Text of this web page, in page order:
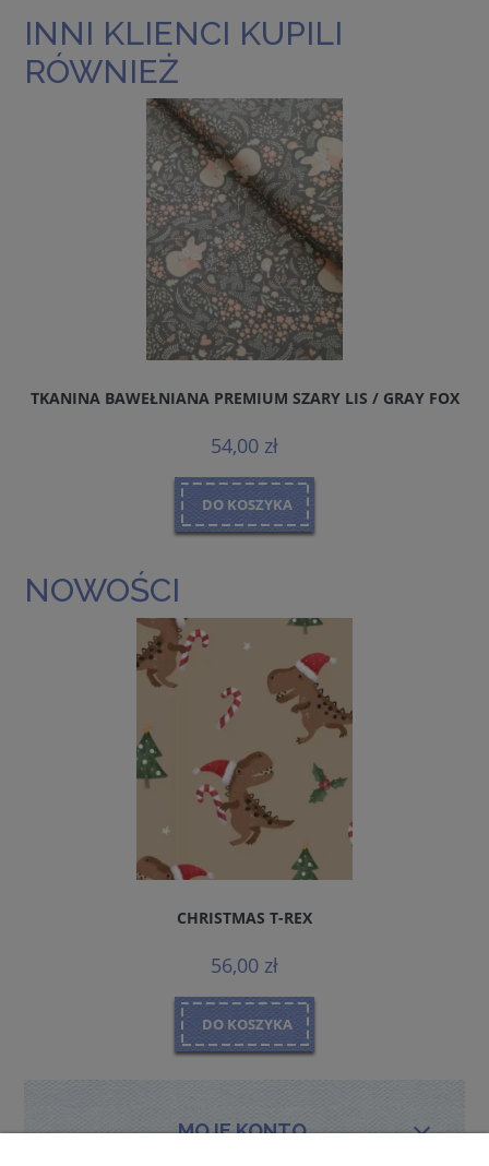
INNI KLIENCI KUPILI
RÓWNIEŻ
TKANINA BAWEŁNIANA PREMIUM SZARY LIS / GRAY FOX
54,00 zł
DO KOSZYKA
NOWOŚCI
CHRISTMAS T-REX
56,00 zł
DO KOSZYKA
MOJE KONTO